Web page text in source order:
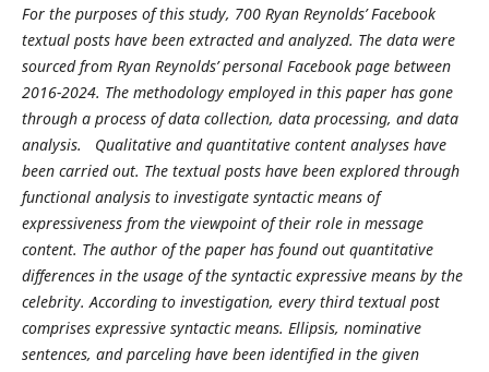
For the purposes of this study, 700 Ryan Reynolds’ Facebook
textual posts have been extracted and analyzed. The data were
sourced from Ryan Reynolds’ personal Facebook page between
2016-2024. The methodology employed in this paper has gone
through a process of data collection, data processing, and data
analysis.
Qualitative and quantitative content analyses have
been carried out. The textual posts have been explored through
functional analysis to investigate syntactic means of
expressiveness from the viewpoint of their role in message
content. The author of the paper has found out quantitative
differences in the usage of the syntactic expressive means by the
celebrity. According to investigation, every third textual post
comprises expressive syntactic means. Ellipsis, nominative
sentences, and parceling have been identified in the given